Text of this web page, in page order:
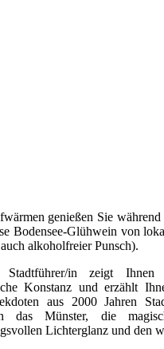
genießen Sie während
Bodensee-Glühwein von
alkoholfreier Punsch).
Stadtführer/in zeigt Ihnen
Konstanz und erzählt
aus 2000 Jahren
das Münster, die
Lichterglanz und den